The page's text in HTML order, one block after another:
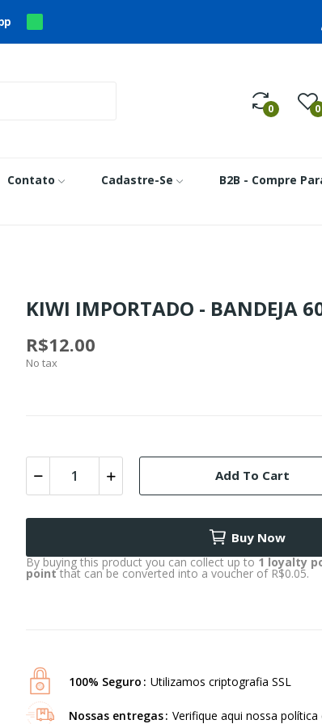
0 0
Contato Cadastre-Se B2B - Compre
KIWI IMPORTADO - BANDEJA
R$12.00
No tax
Add To Cart
Buy Now
By buying this product you can collect up to1loyalty
pointthat can be converted into a voucher of R$0.05.
100% Seguro Utilizamos criptografia SSL
Nossas entregas Verifique aqui nossa política